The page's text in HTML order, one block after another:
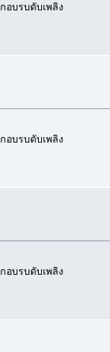
อบรบดับเพลิง
อบรบดับเพลิง
อบรบดับเพลิง